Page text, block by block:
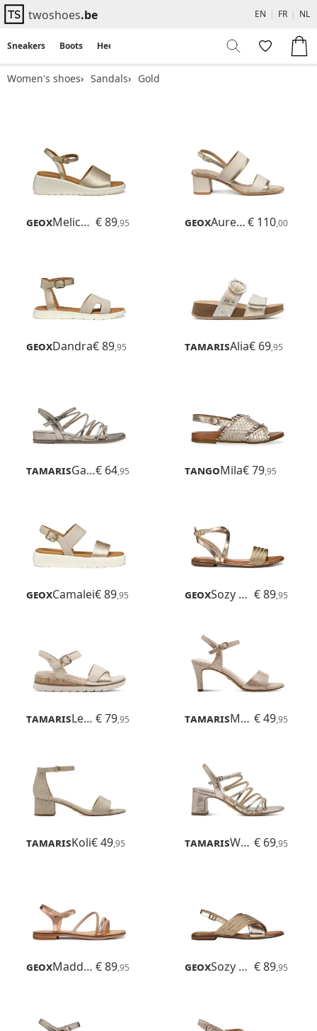
twoshoes.be EN | FR | NL
Sneakers Boots Heels
Women's shoes Sandals Gold
Geox Meliconia € 89,95 Geox Aurely 50€ 110,00
GeoxDandra€ 89,95 TamarisAlia€ 69,95
Tamaris Gabriella€ 64,95 TangoMila€ 79,95
GeoxCamalei€ 89,95 Geox Sozy Plus € 89,95
Tamaris Leanna € 79,95 Tamaris Meliah € 49,95
TamarisKoli€ 49,95 Tamaris Whitnee € 69,95
Geox Maddalusiac € 89,95 Geox Sozy Plus € 89,95